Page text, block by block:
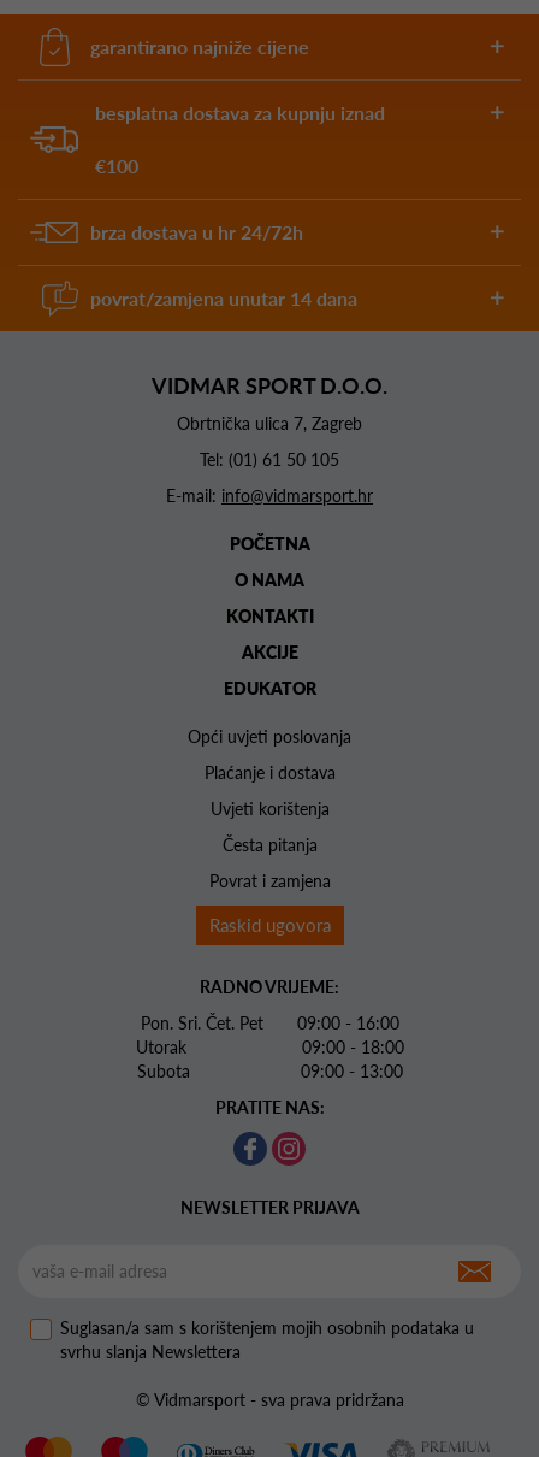
garantirano najniže cijene
besplatna dostava za kupnju iznad
€100
brza dostava u hr 24/72h
povrat/zamjena unutar 14 dana
VIDMAR SPORT D.O.O.
Obrtnička ulica 7, Zagreb
Tel: (01) 61 50 105
E-mail: info@vidmarsport.hr
POČETNA
O NAMA
KONTAKTI
AKCIJE
EDUKATOR
Opći uvjeti poslovanja
Plaćanje i dostava
Uvjeti korištenja
Česta pitanja
Povrat i zamjena
Raskid ugovora
RADNO VRIJEME:
Pon. Sri. Čet. Pet 09:00 - 16:00
Utorak 09:00 - 18:00
Subota 09:00 - 13:00
PRATITE NAS:
NEWSLETTER PRIJAVA
Suglasan/a sam s korištenjem mojih osobnih podataka u
svrhu slanja Newslettera
© Vidmarsport - sva prava pridržana